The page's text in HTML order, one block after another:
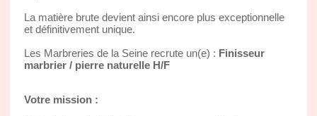
La matière brute devient ainsi encore plus exceptionnelle
et définitivement unique.
Les Marbreries de la Seine recrute un(e) : Finisseur
marbrier / pierre naturelle H/F
Votre mission :